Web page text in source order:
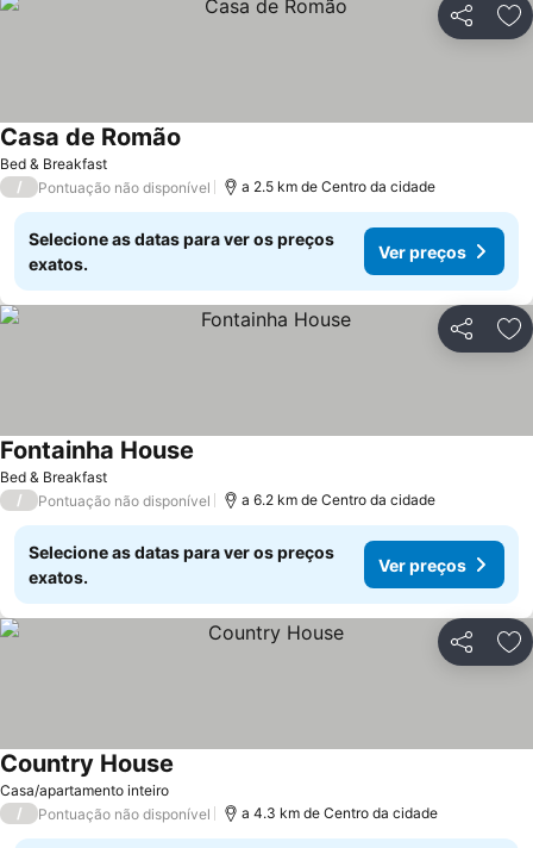
Partilhar
Bed & Breakfast
Casa de Romão
/ Pontuação não disponível a 2.5 km de Centro da cidade
Selecione as datas para ver os preços
exatos.
Ver preços
Partilhar
Bed & Breakfast
Fontainha House
/ Pontuação não disponível a 6.2 km de Centro da cidade
Selecione as datas para ver os preços
exatos.
Ver preços
Partilhar
Casa/apartamento inteiro
Country House
/ Pontuação não disponível a 4.3 km de Centro da cidade